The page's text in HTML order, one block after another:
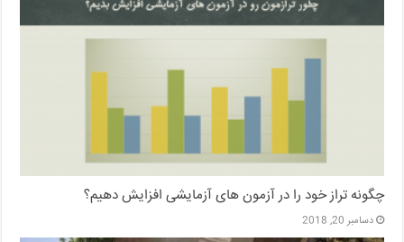
چگونه تراز خود را در آزمون های آزمایشی افزایش دهیم؟
دسامبر 20, 2018